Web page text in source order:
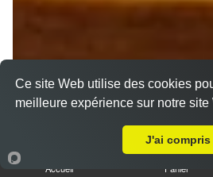
Accueil Panier
Ce site Web utilise des cookies
meilleure expérience sur notre site
J'ai compris